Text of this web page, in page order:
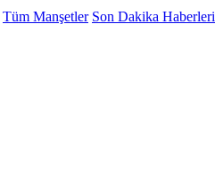
Tüm Manşetler Son Dakika Haberleri